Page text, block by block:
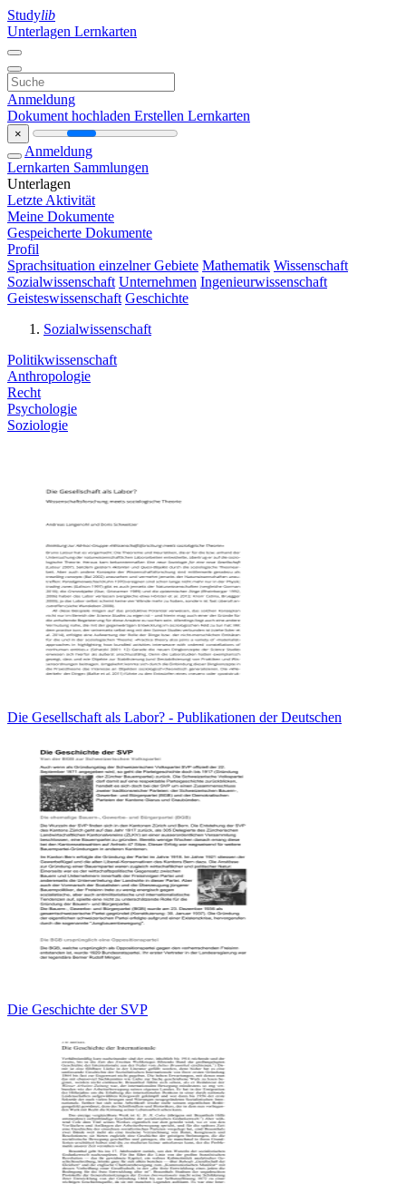
Studylib
Unterlagen Lernkarten
Anmeldung
Dokument hochladen Erstellen Lernkarten
×
Anmeldung
Lernkarten Sammlungen
Unterlagen
Letzte Aktivität
Meine Dokumente
Gespeicherte Dokumente
Profil
Sprachsituation einzelner Gebiete Mathematik Wissenschaft
Sozialwissenschaft Unternehmen Ingenieurwissenschaft
Geisteswissenschaft Geschichte
Sozialwissenschaft
Politikwissenschaft
Anthropologie
Recht
Psychologie
Soziologie
Die Gesellschaft als Labor? - Publikationen der Deutschen
Die Geschichte der SVP